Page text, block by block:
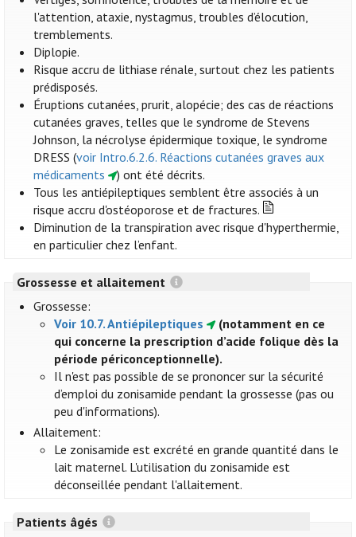
l'attention, ataxie, nystagmus, troubles d’élocution,
tremblements.
Diplopie.
Risque accru de lithiase rénale, surtout chez les patients
prédisposés.
Éruptions cutanées, prurit, alopécie; des cas de réactions
cutanées graves, telles que le syndrome de Stevens
Johnson, la nécrolyse épidermique toxique, le syndrome
DRESS (voir Intro.6.2.6. Réactions cutanées graves aux
médicaments
) ont été décrits.
Tous les antiépileptiques semblent être associés à un
risque accru d'ostéoporose et de fractures.
Diminution de la transpiration avec risque d'hyperthermie,
en particulier chez l’enfant.
Grossesse et allaitement
Grossesse:
Voir 10.7. Antiépileptiques
(notamment en ce
qui concerne la prescription d’acide folique dès la
période périconceptionnelle).
Il n'est pas possible de se prononcer sur la sécurité
d’emploi du zonisamide pendant la grossesse (pas ou
peu d'informations).
Allaitement:
Le zonisamide est excrété en grande quantité dans le
lait maternel. L'utilisation du zonisamide est
déconseillée pendant l'allaitement.
Patients âgés